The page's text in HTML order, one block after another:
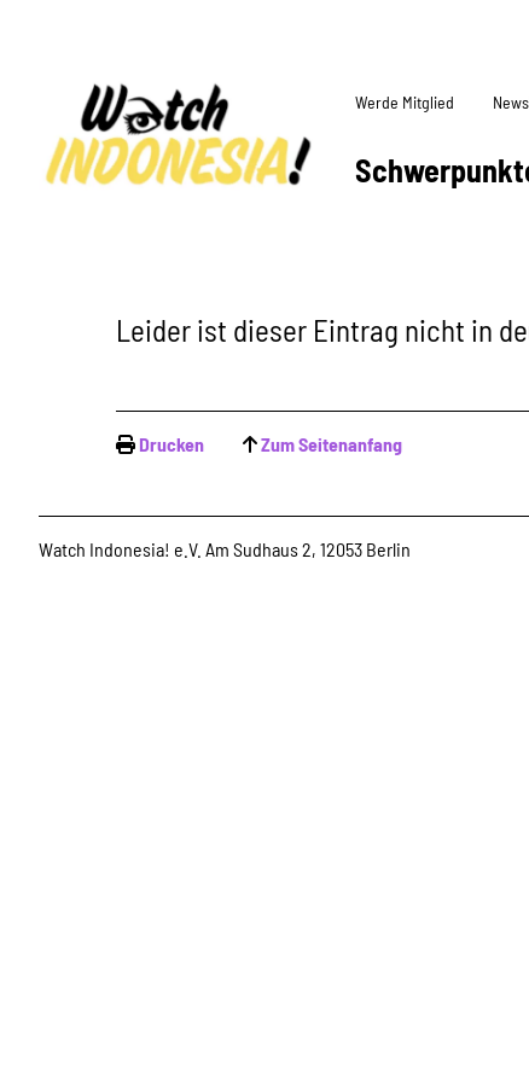
Werde Mitglied
Leider ist dieser Eintrag nicht in
Drucken Zum Seitenanfang
Watch Indonesia! e.V. Am Sudhaus 2, 12053 Berlin